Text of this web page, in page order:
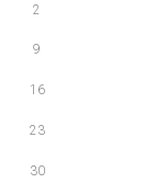
2
9
16
23
30